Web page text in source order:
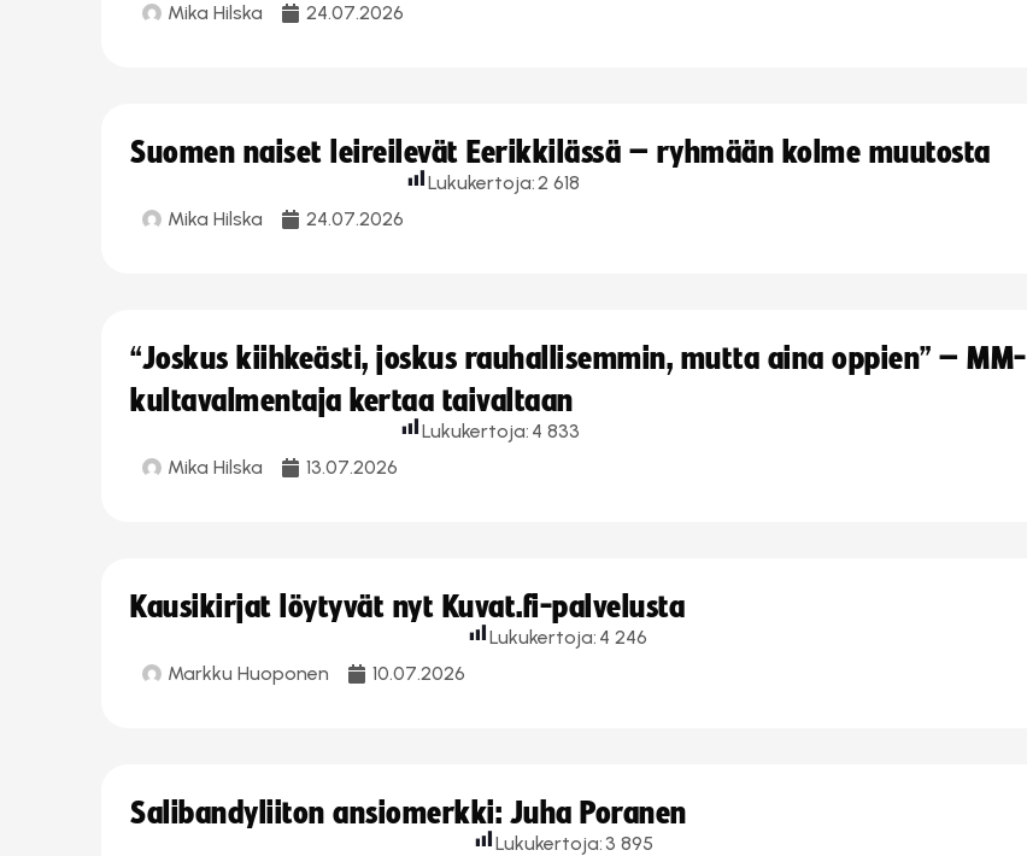
Mika Hilska 24.07.2026
Suomen naiset leireilevät Eerikkilässä – ryhmään kolme muutosta
Mika Hilska 24.07.2026
Lukukertoja:2 618
“Joskus kiihkeästi, joskus rauhallisemmin, mutta aina oppien” – MM-
kultavalmentaja kertaa taivaltaan
Mika Hilska 13.07.2026
Lukukertoja: 4 833
Kausikirjat löytyvät nyt Kuvat.fi-palvelusta
Markku Huoponen 10.07.2026
Lukukertoja: 4 246
Salibandyliiton ansiomerkki: Juha Poranen
Lukukertoja: 3 895